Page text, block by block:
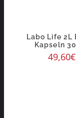
Labo Life 2L
Kapseln
49,60€